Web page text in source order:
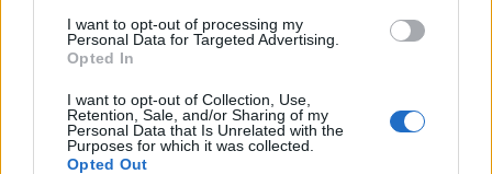
I want to opt-out of processing my
Personal Data for Targeted Advertising.
Opted In
I want to opt-out of Collection, Use,
Retention, Sale, and/or Sharing of my
Personal Data that Is Unrelated with the
Purposes for which it was collected.
Opted Out
НАЈЧИТАНИ ВО ПОСЛЕДНИ 7 ДЕНА
ИСТОРИСКО ОБЕДИНУВАЊЕ НА
МАКЕДОНЦИТЕ ВО СРБИЈА: